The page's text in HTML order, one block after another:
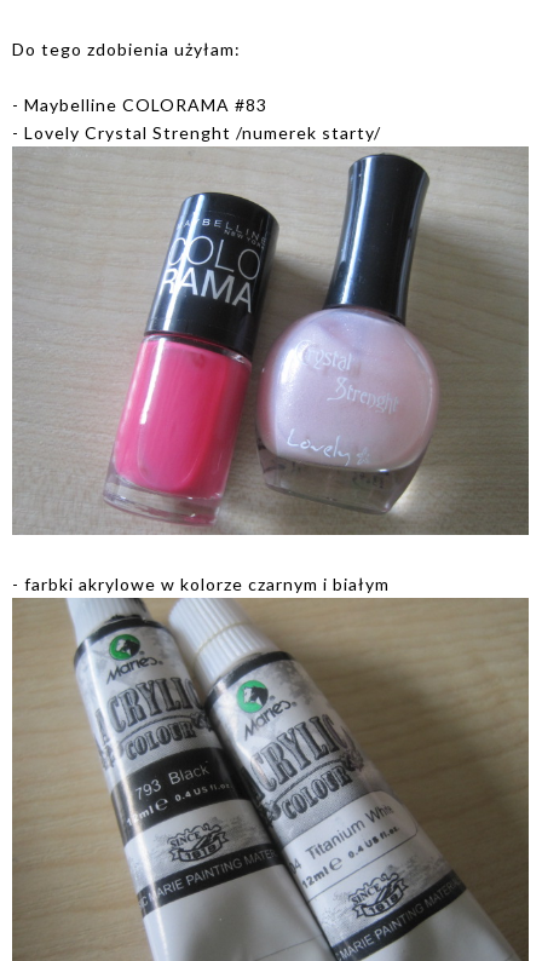
Do tego zdobienia użyłam:
- Maybelline COLORAMA #83
- Lovely Crystal Strenght /numerek starty/
- farbki akrylowe w kolorze czarnym i białym